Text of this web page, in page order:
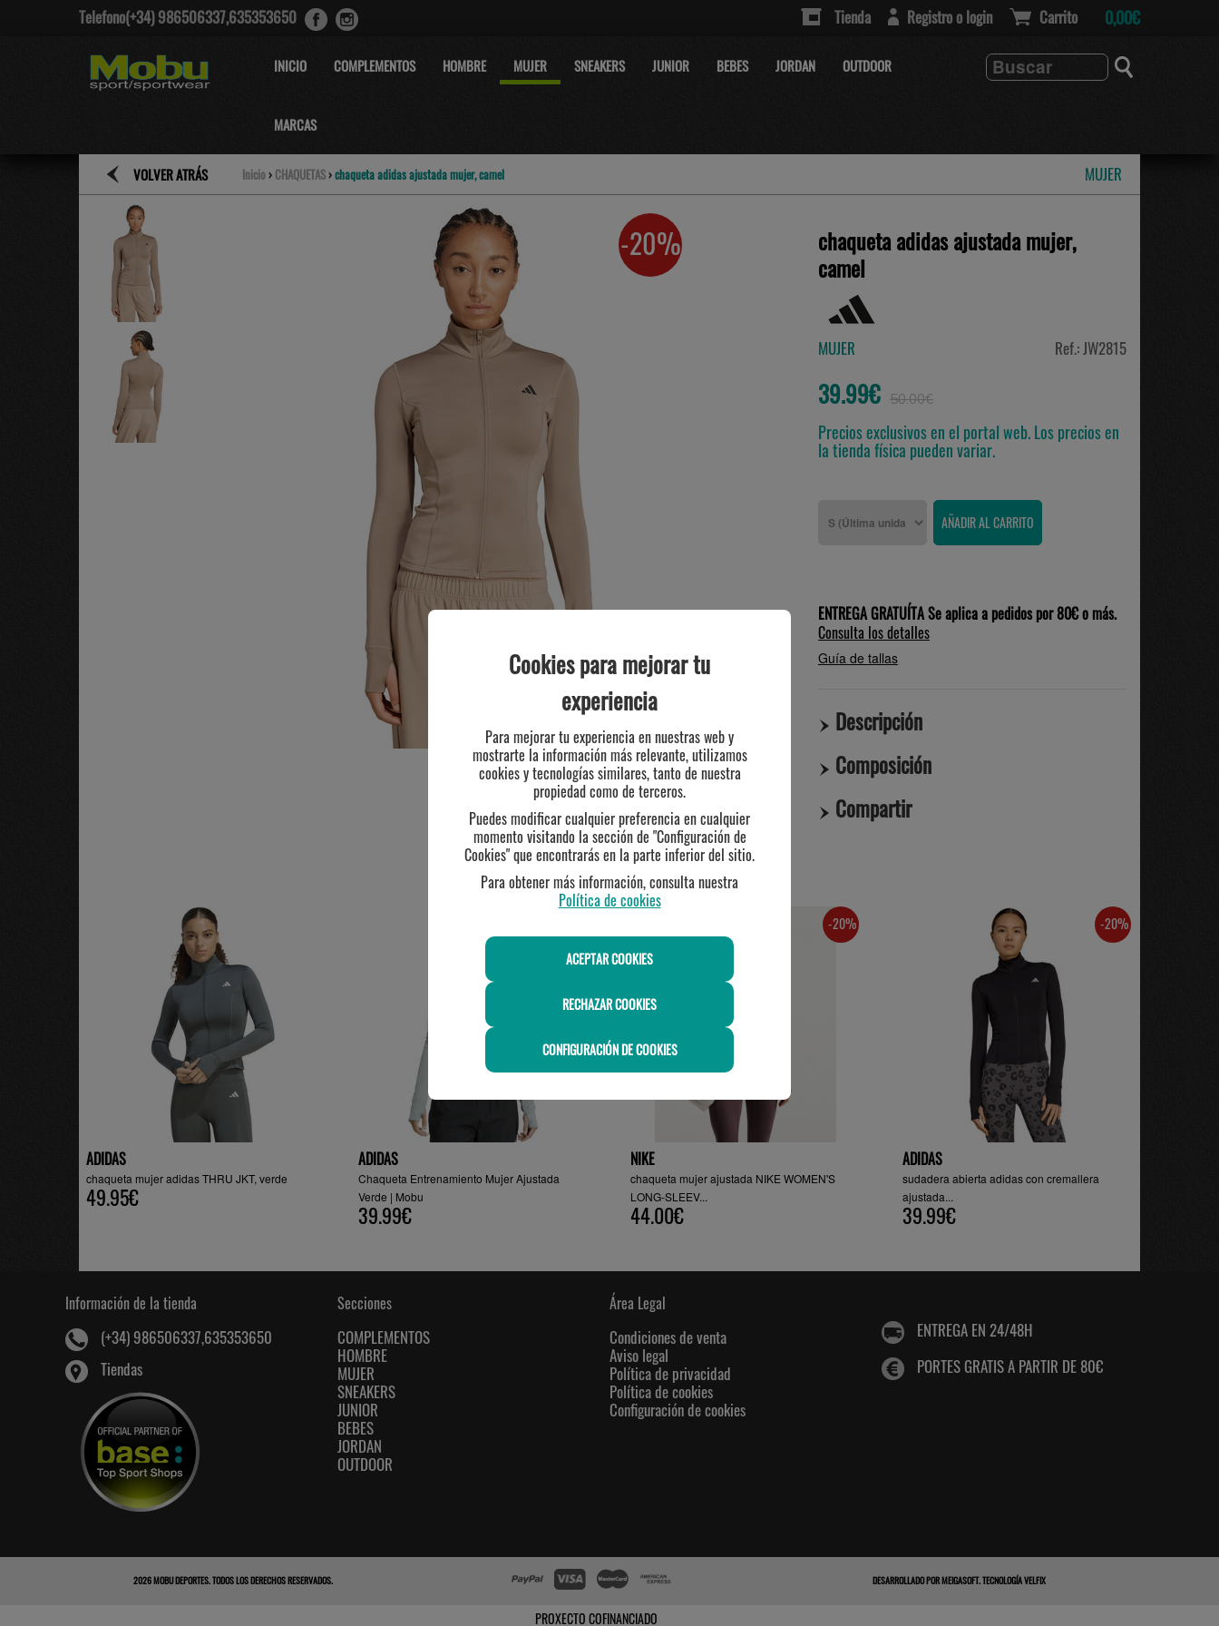
Telefono(+34) 986506337,635353650 Tienda Registro o login Carrito 0,00€
INICIO COMPLEMENTOS HOMBRE MUJER SNEAKERS JUNIOR BEBES JORDAN OUTDOOR
MARCAS
VOLVER ATRÁS Inicio › CHAQUETAS ›chaqueta adidas ajustada mujer, camel MUJER
-20%
chaqueta adidas ajustada mujer,
camel
MUJER Ref.: JW2815
39.99€ 50.00€
Precios exclusivos en el portal web. Los precios en
la tienda física pueden variar.
ENTREGA GRATUÍTA Se aplica a pedidos por 80€ o más.
Consulta los detalles
Guía de tallas
Descripción
Composición
Compartir
TE PUEDE INTERESAR
ADIDAS
chaqueta mujer adidas THRU JKT, verde
49.95€
ADIDAS
Chaqueta Entrenamiento Mujer Ajustada
Verde | Mobu
39.99€
-20%
NIKE
chaqueta mujer ajustada NIKE WOMEN'S
LONG-SLEEV...
44.00€
-20%
ADIDAS
sudadera abierta adidas con cremallera
ajustada...
39.99€
Información de la tienda
(+34) 986506337,635353650
Tiendas
Secciones
COMPLEMENTOS
HOMBRE
MUJER
SNEAKERS
JUNIOR
BEBES
JORDAN
OUTDOOR
Área Legal
Condiciones de venta
Aviso legal
Política de privacidad
Política de cookies
Configuración de cookies
ENTREGA EN 24/48H
PORTES GRATIS A PARTIR DE 80€
2026MOBU DEPORTES. TODOS LOS DERECHOS RESERVADOS. DESARROLLADO PORMEIGASOFT.TECNOLOGÍA VELFIX
PROXECTO COFINANCIADO
Cookies para mejorar tu
experiencia
Para mejorar tu experiencia en nuestras web y
mostrarte la información más relevante, utilizamos
cookies y tecnologías similares, tanto de nuestra
propiedad como de terceros.
Puedes modificar cualquier preferencia en cualquier
momento visitando la sección de "Configuración de
Cookies" que encontrarás en la parte inferior del sitio.
Para obtener más información, consulta nuestra
Política de cookies
ACEPTAR COOKIES
RECHAZAR COOKIES
CONFIGURACIÓN DE COOKIES